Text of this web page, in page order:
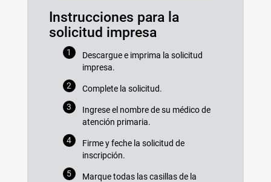
Instrucciones para la
solicitud impresa
Descargue e imprima la solicitud
impresa.
Complete la solicitud.
Ingrese el nombre de su médico de
atención primaria.
Firme y feche la solicitud de
inscripción.
Marque todas las casillas de la